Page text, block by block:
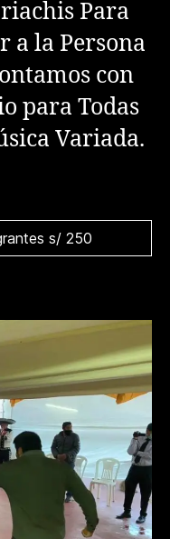
Para
a la Persona
con
para Todas
Variada.
s/ 250